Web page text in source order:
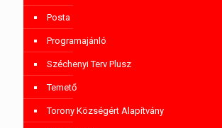
Posta
Programajánló
Széchenyi Terv Plusz
Temető
Torony Községért Alapítvány